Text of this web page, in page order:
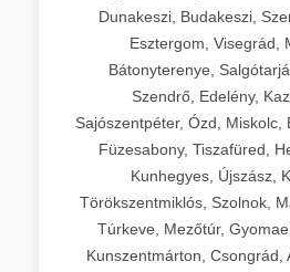
Dunakeszi, Budakeszi,
Esztergom, Visegrád,
Bátonyterenye,
Szendrő, Edelény,
Sajószentpéter, Ózd, Miskolc,
Füzesabony, Tiszafüred,
Kunhegyes, Újszász,
Törökszentmiklós, Szolnok,
Túrkeve, Mezőtúr,
Kunszentmárton, Csongrád,